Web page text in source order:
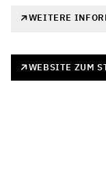
WEITERE
WEBSITE ZUM